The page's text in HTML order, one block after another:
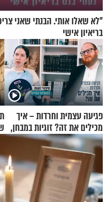
"לא שאלו אותי. הבנתי שאני
בריאיון אישי
פגיעה עצמית וחרדות – איך
מכילים את זה? זוגיות במבחן,
הפעם עם יהודית ואלתר כהן